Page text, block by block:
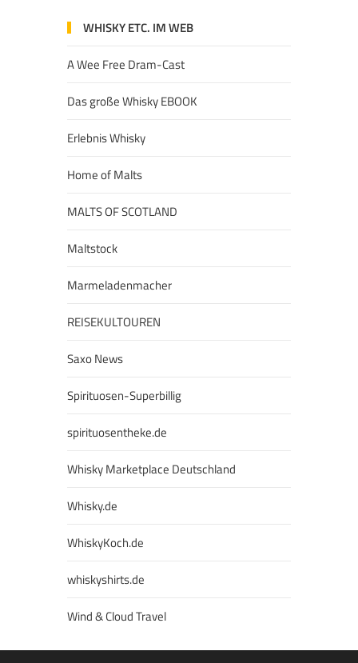
WHISKY ETC. IM WEB
A Wee Free Dram-Cast
Das große Whisky EBOOK
Erlebnis Whisky
Home of Malts
MALTS OF SCOTLAND
Maltstock
Marmeladenmacher
REISEKULTOUREN
Saxo News
Spirituosen-Superbillig
spirituosentheke.de
Whisky Marketplace Deutschland
Whisky.de
WhiskyKoch.de
whiskyshirts.de
Wind & Cloud Travel